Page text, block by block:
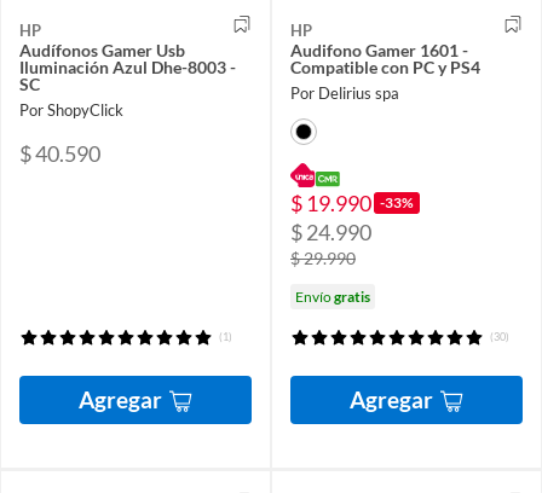
HP
Audífonos Gamer Usb
Iluminación Azul Dhe-8003 -
SC
Por ShopyClick
$ 40.590
(1)
Agregar
HP
Audifono Gamer 1601 -
Compatible con PC y PS4
Por Delirius spa
$ 19.990 -33%
$ 24.990
$ 29.990
Envíogratis
(30)
Agregar